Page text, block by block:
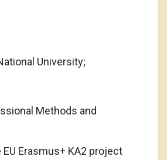
University;
Methods and
Erasmus+ KA2 project